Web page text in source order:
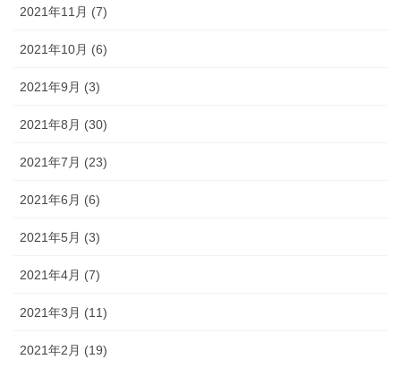
2021年11月 (7)
2021年10月 (6)
2021年9月 (3)
2021年8月 (30)
2021年7月 (23)
2021年6月 (6)
2021年5月 (3)
2021年4月 (7)
2021年3月 (11)
2021年2月 (19)